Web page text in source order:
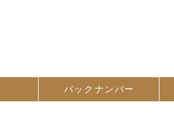
バック ナンバー